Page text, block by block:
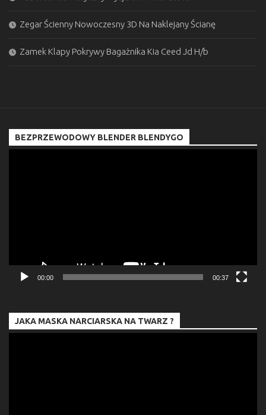
Zegar Ścienny Nowoczesny 3D Na Naklejany Ścianę
Zamek Klapy Pokrywy Bagażnika Kia Ceed Jd H/b
BEZPRZEWODOWY BLENDER BLENDYGO
00:00 00:37
JAKA MASKA NARCIARSKA NA TWARZ ?